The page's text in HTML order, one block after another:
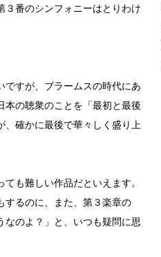
３番のシンフォニーはとりわけ
ですが、ブラームスの時代にあ
本の聴衆のことを「最初と最後
、確かに最後で華々しく盛り上
も難しい作品だといえます。
するのに、また、第３楽章の
なのよ？」と、いつも疑問に思